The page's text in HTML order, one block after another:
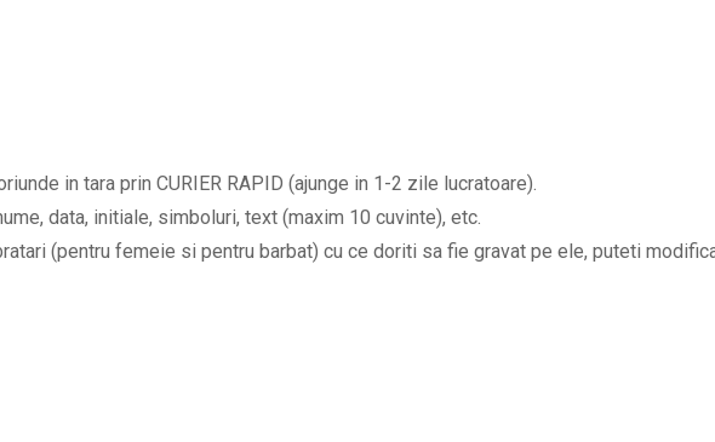
la
alegere
si
in tara prin CURIER RAPID (ajunge in 1-2 zile lucratoare).
data, initiale, simboluri, text (maxim 10 cuvinte), etc.
(pentru femeie si pentru barbat) cu ce doriti sa fie gravat pe ele, puteti